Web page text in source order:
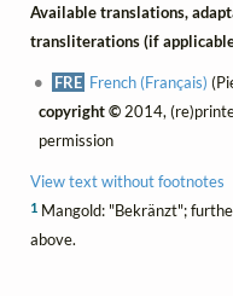
Available translations,
transliterations (if
FRE French (Français)
copyright ©2014,
permission
View text without footnotes
1Mangold: "Bekränzt";
above.